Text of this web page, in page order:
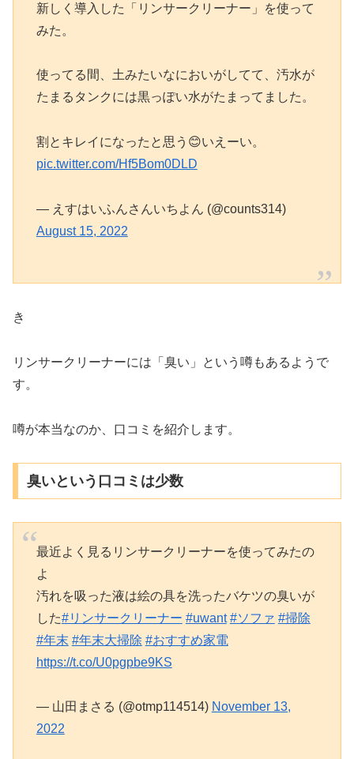
新しく導入した「リンサークリーナー」を使って
みた。
使ってる間、土みたいなにおいがしてて、汚水が
たまるタンクには黒っぽい水がたまってました。
割とキレイになったと思う😊いえーい。
pic.twitter.com/Hf5Bom0DLD
— えすはいふんさんいちよん (@counts314)
August 15, 2022
き
リンサークリーナーには「臭い」という噂もあるようで
す。
噂が本当なのか、口コミを紹介します。
臭いという口コミは少数
最近よく見るリンサークリーナーを使ってみたの
よ
汚れを吸った液は絵の具を洗ったバケツの臭いが
した#リンサークリーナー #uwant #ソファ #掃除
#年末 #年末大掃除 #おすすめ家電
https://t.co/U0pgpbe9KS
— 山田まさる (@otmp114514) November 13,
2022